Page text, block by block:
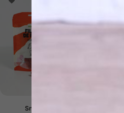
Snack Filete de Pato